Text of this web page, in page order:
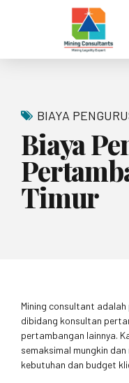
BIAYA
Biaya
Timur
Mining consultant
dibidang konsultan
pertambangan lainnya.
semaksimal mungkin
kebutuhan dan budget